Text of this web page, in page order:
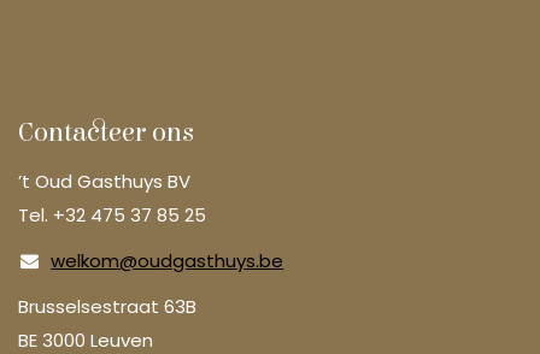
Contacteer ons
’t Oud Gasthuys BV
Tel. +32 475 37 85 25
welkom@oudgasthuys.be
Brusselsestraat 63B
BE 3000 Leuven